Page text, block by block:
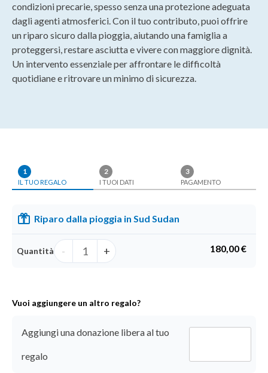
condizioni precarie, spesso senza una protezione adeguata
dagli agenti atmosferici. Con il tuo contributo, puoi offrire
un riparo sicuro dalla pioggia, aiutando una famiglia a
proteggersi, restare asciutta e vivere con maggiore dignità.
Un intervento essenziale per affrontare le difficoltà
quotidiane e ritrovare un minimo di sicurezza.
1
IL TUO REGALO
2
I TUOI DATI
3
PAGAMENTO
Riparo dalla pioggia in Sud Sudan
Quantità - + 180,00 €
Supporto
Vuoi aggiungere un altro regalo?
Donazione
libera
Aggiungi una donazione libera al tuo
regalo